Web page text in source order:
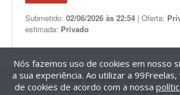
Submetido: 02/06/2026 às 22:54 | Oferta:
estimada: Privado
@2014-2026 99Freelas. Todos os
Termos de uso| Política de
Nós fazemos uso de cookies em nosso
a sua experiência. Ao utilizar a
de cookies de acordo com a nossa